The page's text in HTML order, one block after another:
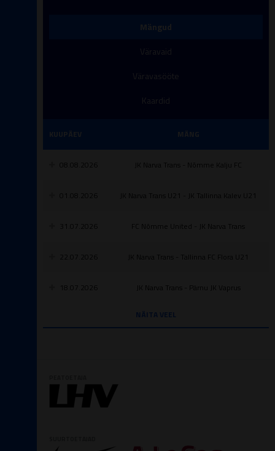
Mängud
Väravaid
Väravasööte
Kaardid
KUUPÄEV MÄNG
JK Narva Trans - Nõmme Kalju FC
JK Narva Trans U21 - JK Tallinna Kalev U21
31.07.2026 FC Nõmme United - JK Narva Trans
JK Narva Trans - Tallinna FC Flora U21
18.07.2026 JK Narva Trans - Pärnu JK Vaprus
NÄITA VEEL